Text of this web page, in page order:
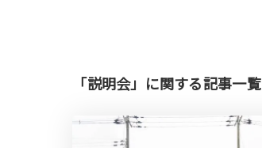
「説明会」に関する記事一覧